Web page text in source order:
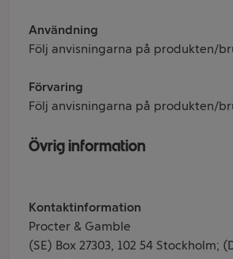
Användning
Följ anvisningarna på produkten/
Förvaring
Följ anvisningarna på produkten/
Övrig information
Kontaktinformation
Procter & Gamble
(SE) Box 27303, 102 54 Stockholm;